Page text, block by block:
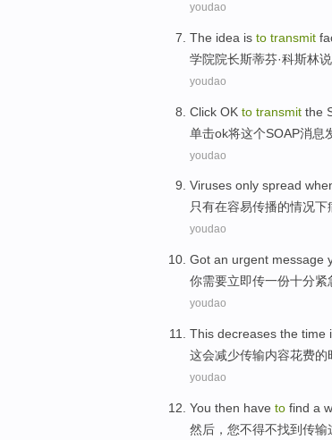
youdao
The idea is to transmit
学院院长斯蒂芬·科斯林说
youdao
Click OK to transmit the
单击ok将这个SOAP消息
youdao
Viruses only spread
只有在容易传播的情况下
youdao
Got an urgent message
你需要立即传一份十分紧
youdao
This decreases the time
这会减少传输内容花费的
youdao
You then have to find a
然后 ，您不得不找到传输